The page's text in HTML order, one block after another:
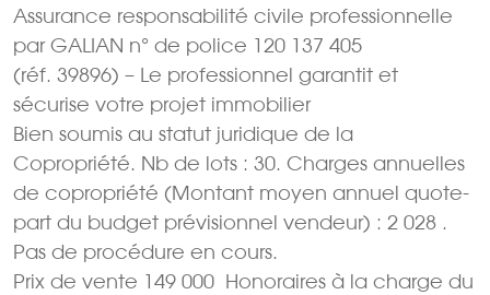
Assurance responsabilité civile professionnelle
par GALIAN n° de police 120 137 405
(réf. 39896) – Le professionnel garantit et
sécurise votre projet immobilier
Bien soumis au statut juridique de la
Copropriété. Nb de lots : 30. Charges annuelles
de copropriété (Montant moyen annuel quote-
part du budget prévisionnel vendeur) : 2 028 .
Pas de procédure en cours.
Prix de vente 149 000  Honoraires à la charge du